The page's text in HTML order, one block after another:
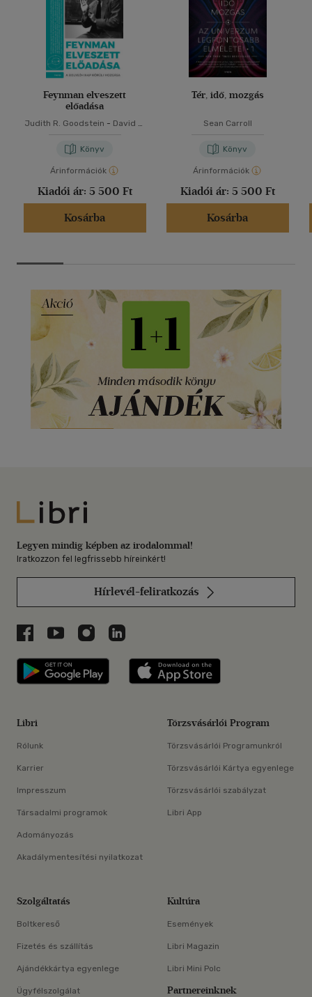
Feynman elveszett
előadása
Judith R. Goodstein - David L.
Könyv
Árinformációk
Kiadói ár: 5 500 Ft
Kosárba
Tér, idő, mozgás
Sean Carroll
Könyv
Árinformációk
Kiadói ár: 5 500 Ft
Kosárba
Libri
Legyen mindig képben az irodalommal!
Iratkozzon fel legfrissebb híreinkért!
Hírlevél-feliratkozás
Libri a Facebookon
Libri a Youtube-on
Libri az Instagramon
Libri a LinkedInen
Libri applikáció Szerezd meg: Google
Libri
Rólunk
Karrier
Impresszum
Társadalmi programok
Adományozás
Akadálymentesítési nyilatkozat
Törzsvásárlói Program
Törzsvásárlói Programunkról
Törzsvásárlói Kártya egyenlege
Törzsvásárlói szabályzat
Libri App
Szolgáltatás
Boltkereső
Fizetés és szállítás
Ajándékkártya egyenlege
Ügyfélszolgálat
Kultúra
Események
Libri Magazin
Libri Mini Polc
Partnereinknek